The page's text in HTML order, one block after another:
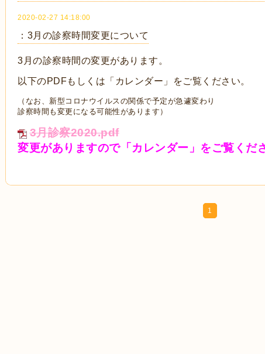
2020-02-27 14:18:00
：3月の診察時間変更について
3月の診察時間の変更があります。
以下のPDFもしくは「カレンダー」をご覧ください。
（なお、新型コロナウイルスの関係で予定が急遽変わり
診察時間も変更になる可能性があります）
3月診察2020.pdf
変更がありますので「カレンダー」をご覧くだ
1